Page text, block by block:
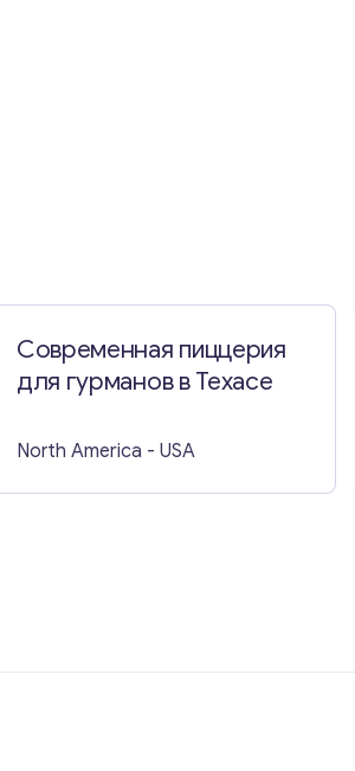
Современная пиццерия
для гурманов в Техасе
North America - USA